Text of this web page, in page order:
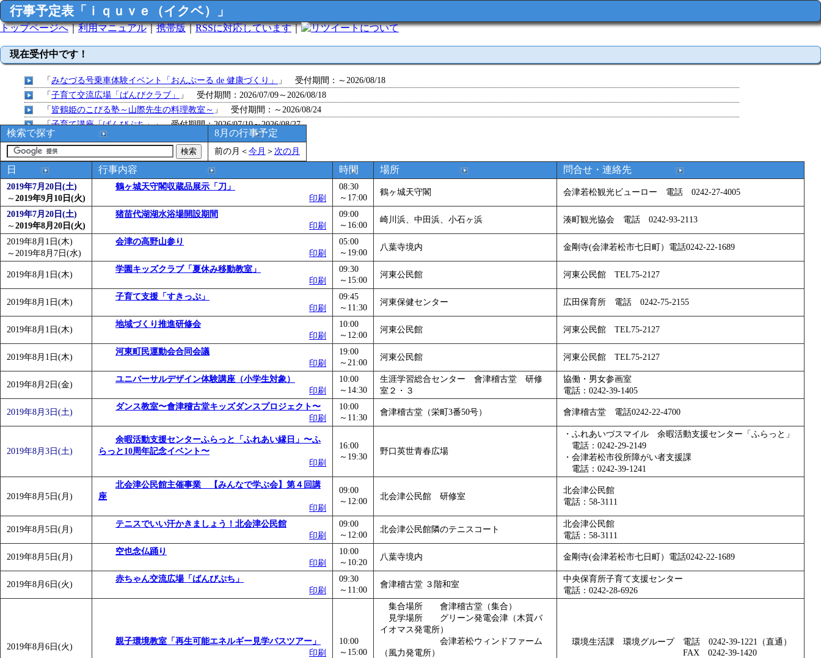
行事予定表「ｉｑｕｖｅ（イクベ）」
トップページへ｜利用マニュアル｜携帯版｜RSSに対応しています｜ について
現在受付中です！
「みなづる号乗車体験イベント「おんぷーる de 健康づくり」
」 受付期間：～2026/08/18
「子育て交流広場「ばんびクラブ」
」 受付期間：2026/07/09～2026/08/18
「皆鶴姫のこびる塾～山際先生の料理教室～ 」 受付期間：～2026/08/24
「子育て講座「ばんびぷち」」 受付期間：2026/07/10～2026/08/27
「 子育て交流広場「ばんびクラブ」
」 受付期間：2026/07/13～2026/08/28
「子育て交流広場「ばんびクラブ」
」 受付期間：2026/08/10～2026/09/01
「
赤ちゃん子育て講座「ばんびぷち」
」 受付期間：2026/08/10～2026/09/07
「赤ちゃん子育て講座「ばんびぷち」」 受付期間：2026/08/10～2026/09/11
「まだまだ暑い！コミプの夏！！第11回 水中レクリエーション 障害物競争でお土産をゲットせよ！」 受付期間：～2026/09/13
「皆鶴姫のこびる塾～山際先生の料理教室～」 受付期間：～2026/09/14
「子育て交流広場「ばんびクラブ」
」 受付期間：2026/08/10～2026/09/15
「赤ちゃん交流広場「ばんびぷち」」 受付期間：2026/08/10～2026/09/28
「みなづる号乗車体験イベント「おんぷーる de 健康づくり」
」 受付期間：～2026/09/29
「堂島地区歴史ウオークの参加者を募集します」 受付期間：～2026/09/30
」 受付期間：～2026/11/05
「皆鶴姫のこびる塾～山際先生の料理教室～
「みなづる号乗車体験イベント「おんぷーる de 健康づくり」」 受付期間：～2026/12/03
検索で探す 8月の行事予定
前の月 ＜今月 ＞ 次の月
日 行事内容 時間 場所 問合せ・連絡先
2019年7月20日(土)
～2019年9月10日(火)
鶴ヶ城天守閣収蔵品展示「刀」
印刷
08:30
～17:00
鶴ヶ城天守閣 会津若松観光ビューロー 電話 0242-27-4005
2019年7月20日(土)
～2019年8月20日(火)
猪苗代湖湖水浴場開設期間
印刷
09:00
～16:00
崎川浜、中田浜、小石ヶ浜 湊町観光協会 電話 0242-93-2113
2019年8月1日(木)
～ 2019年8月7日(水)
会津の高野山参り
印刷
05:00
～19:00
八葉寺境内 金剛寺(会津若松市七日町）電話0242-22-1689
2019年8月1日(木)
学園キッズクラブ「夏休み移動教室」
印刷
09:30
～15:00
河東公民館 河東公民館 TEL75-2127
2019年8月1日(木)
子育て支援「すきっぷ」
印刷
09:45
～11:30
河東保健センター 広田保育所 電話 0242-75-2155
2019年8月1日(木)
地域づくり推進研修会
印刷
10:00
～12:00
河東公民館 河東公民館 TEL75-2127
2019年8月1日(木)
河東町民運動会合同会議
印刷
19:00
～21:00
河東公民館 河東公民館 TEL75-2127
2019年8月2日(金)
ユニバーサルデザイン体験講座（小学生対象）
印刷
10:00
～14:30
生涯学習総合センター 會津稽古堂 研修
室２・３
協働・男女参画室
電話：0242-39-1405
2019年8月3日(土)
ダンス教室〜會津稽古堂キッズダンスプロジェクト〜
印刷
10:00
～11:30
會津稽古堂（栄町3番50号） 會津稽古堂 電話0242-22-4700
2019年8月3日(土)
余暇活動支援センターふらっと「ふれあい縁日」〜ふ
らっと10周年記念イベント〜
印刷
16:00
～19:30
野口英世青春広場
・ふれあいづスマイル 余暇活動支援センター「ふらっと」
電話：0242-29-2149
・会津若松市役所障がい者支援課
電話：0242-39-1241
2019年8月5日(月)
北会津公民館主催事業 【みんなで学ぶ会】第４回講
座
印刷
09:00
～12:00
北会津公民館 研修室
北会津公民館
電話：58-3111
2019年8月5日(月)
テニスでいい汗かきましょう！北会津公民館
印刷
09:00
～12:00
北会津公民館隣のテニスコート
北会津公民館
電話：58-3111
2019年8月5日(月)
空也念仏踊り
印刷
10:00
～10:20
八葉寺境内 金剛寺(会津若松市七日町）電話0242-22-1689
2019年8月6日(火)
赤ちゃん交流広場「ばんびぷち」
印刷
09:30
～11:00
會津稽古堂 ３階和室
中央保育所子育て支援センター
電話：0242-28-6926
2019年8月6日(火)
親子環境教室「再生可能エネルギー見学バスツアー」
印刷
10:00
～15:00
集合場所 會津稽古堂（集合）
見学場所 グリーン発電会津（木質バ
イオマス発電所）
会津若松ウィンドファーム
（風力発電所）
環境生活課 環境グループ 電話 0242-39-1221（直通）
FAX 0242-39-1420